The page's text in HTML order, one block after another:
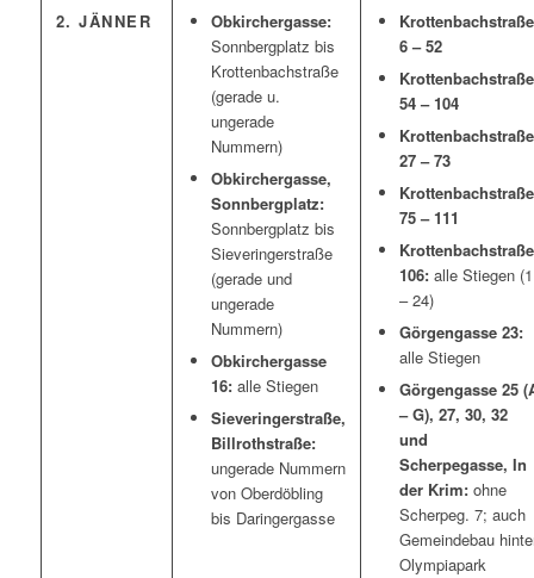
2. JÄNNER
Obkirchergasse:
Sonnbergplatz bis
Krottenbachstraße
(gerade u.
ungerade
Nummern)
Obkirchergasse,
Sonnbergplatz:
Sonnbergplatz bis
Sieveringerstraße
(gerade und
ungerade
Nummern)
Obkirchergasse
16:alle Stiegen
Sieveringerstraße,
Billrothstraße:
ungerade Nummern
von Oberdöbling
bis Daringergasse
Krottenbachstraße
6 – 52
Krottenbachstraße
54 – 104
Krottenbachstraße
27 – 73
Krottenbachstraße
75 – 111
Krottenbachstraße
106:alle Stiegen (1
– 24)
Görgengasse 23:
alle Stiegen
Görgengasse 25
– G), 27, 30, 32
und
Scherpegasse, In
der Krim:ohne
Scherpeg. 7; auch
Gemeindebau
Olympiapark